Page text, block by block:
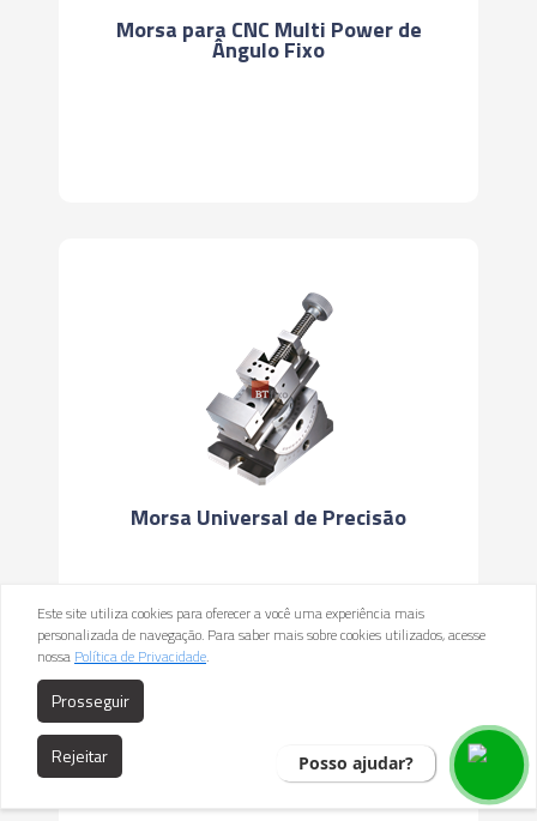
Morsa para CNC Multi Power de
Ângulo Fixo
Morsa Universal de Precisão
Posso ajudar?
Este site utiliza cookies para oferecer a você uma experiência mais
personalizada de navegação. Para saber mais sobre cookies utilizados, acesse
nossa Política de Privacidade.
Prosseguir
Rejeitar